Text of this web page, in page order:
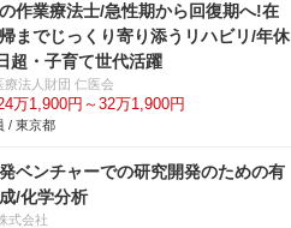
作業療法士/急性期から回復期へ!在
までじっくり寄り添うリハビリ/年休
超・子育て世代活躍
療法人財団 仁医会
万1,900円～32万1,900円
/ 東京都
ベンチャーでの研究開発のための有
/化学分析
式会社